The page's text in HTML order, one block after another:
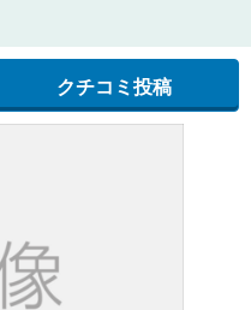
クチコミ投稿